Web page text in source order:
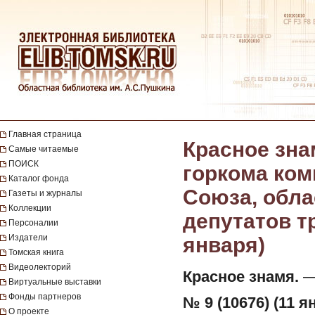
Главная страница
Самые читаемые
ПОИСК
Каталог фонда
Газеты и журналы
Коллекции
Персоналии
Издатели
Томская книга
Видеолекторий
Виртуальные выставки
Фонды партнеров
О проекте
Красное
горкома
Союза,
депутатов
января)
Красное знамя. —
№ 9 (10676) (11